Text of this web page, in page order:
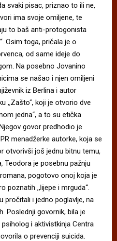
svaki pisac, priznao to ili ne,
ima svoje omiljene, te
to baš anti-protogonista
Osim toga, pričala je o
od same ideje do
Na posebno Jovanino
se našao i njen omiljeni
iz Berlina i autor
,,Zašto“, koji je otvorio dve
jedna“, a to su etička
govor predhodio je
menadžerke autorke, koja se
otvorivši još jednu bitnu temu,
Teodora je posebnu pažnju
pogotovo onoj koja je
poznatih ,,lijepe i mrguda“.
pročitali i jedno poglavlje, na
Poslednji govornik, bila je
i aktivistkinja Centra
o prevenciji suicida.